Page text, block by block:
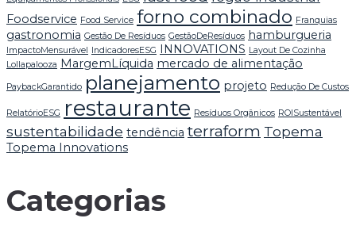
Foodservice Food Service forno combinado Franquias
gastronomia Gestão De Resíduos GestãoDeResíduos hamburgueria
ImpactoMensurável IndicadoresESG INNOVATIONS Layout De Cozinha
Lollapalooza MargemLíquida mercado de alimentação
PaybackGarantido planejamento projeto Redução De Custos
RelatórioESG restaurante Resíduos Orgânicos ROISustentável
sustentabilidade tendência terraform Topema
Topema Innovations
Categorias